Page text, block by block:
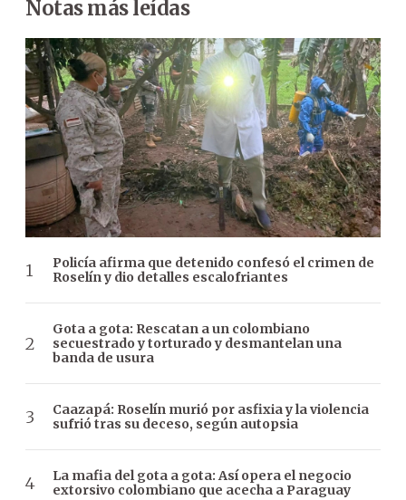
Notas más leídas
Policía afirma que detenido confesó el crimen de
Roselín y dio detalles escalofriantes
Gota a gota: Rescatan a un colombiano
secuestrado y torturado y desmantelan una
banda de usura
Caazapá: Roselín murió por asfixia y la violencia
sufrió tras su deceso, según autopsia
La mafia del gota a gota: Así opera el negocio
extorsivo colombiano que acecha a Paraguay